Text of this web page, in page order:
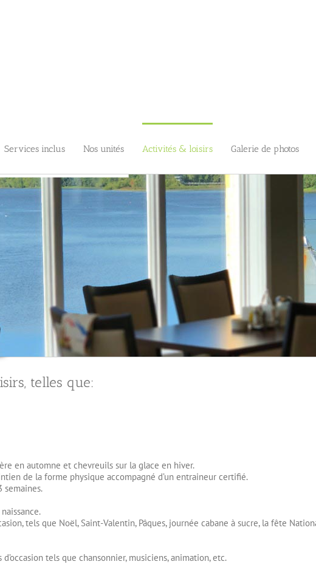
Services inclus Nos unités Activités & loisirs Galerie de photos
telles que:
en automne et chevreuils sur la glace en hiver.
de la forme physique accompagné d’un entraineur certifié.
semaines.
tels que Noël, Saint-Valentin, Pâques, journée cabane à sucre, la fête
tels que chansonnier, musiciens, animation, etc.